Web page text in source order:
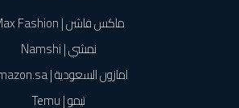
ماكس فاشن | Max Fashion
نمشي | Namshi
امازون السعودية | Amazon.sa
تيمو | Temu